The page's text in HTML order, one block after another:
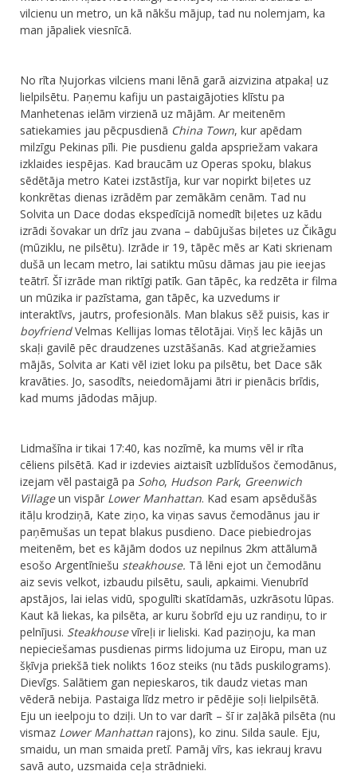
vilcienu un metro, un kā nākšu mājup, tad nu nolemjam, ka
man jāpaliek viesnīcā.
​No rīta Ņujorkas vilciens mani lēnā garā aizvizina atpakaļ uz
lielpilsētu. Paņemu kafiju un pastaigājoties klīstu pa
Manhetenas ielām virzienā uz mājām. Ar meitenēm
satiekamies jau pēcpusdienā China Town, kur apēdam
milzīgu Pekinas pīli. Pie pusdienu galda apspriežam vakara
izklaides iespējas. Kad braucām uz Operas spoku, blakus
sēdētāja metro Katei izstāstīja, kur var nopirkt biļetes uz
konkrētas dienas izrādēm par zemākām cenām. Tad nu
Solvita un Dace dodas ekspedīcijā nomedīt biļetes uz kādu
izrādi šovakar un drīz jau zvana – dabūjušas biļetes uz Čikāgu
(mūziklu, ne pilsētu). Izrāde ir 19, tāpēc mēs ar Kati skrienam
dušā un lecam metro, lai satiktu mūsu dāmas jau pie ieejas
teātrī. Šī izrāde man riktīgi patīk. Gan tāpēc, ka redzēta ir filma
un mūzika ir pazīstama, gan tāpēc, ka uzvedums ir
interaktīvs, jautrs, profesionāls. Man blakus sēž puisis, kas ir
boyfriendVelmas Kellijas lomas tēlotājai. Viņš lec kājās un
skaļi gavilē pēc draudzenes uzstāšanās. Kad atgriežamies
mājās, Solvita ar Kati vēl iziet loku pa pilsētu, bet Dace sāk
kravāties. Jo, sasodīts, neiedomājami ātri ir pienācis brīdis,
kad mums jādodas mājup.
​Lidmašīna ir tikai 17:40, kas nozīmē, ka mums vēl ir rīta
cēliens pilsētā. Kad ir izdevies aiztaisīt uzblīdušos čemodānus,
izejam vēl pastaigā pa Soho, Hudson Park, Greenwich
Villageun vispār Lower Manhattan. Kad esam apsēdušās
itāļu krodziņā, Kate ziņo, ka viņas savus čemodānus jau ir
paņēmušas un tepat blakus pusdieno. Dace piebiedrojas
meitenēm, bet es kājām dodos uz nepilnus 2km attālumā
esošo Argentīniešu steakhouse. Tā lēni ejot un čemodānu
aiz sevis velkot, izbaudu pilsētu, sauli, apkaimi. Vienubrīd
apstājos, lai ielas vidū, spogulīti skatīdamās, uzkrāsotu lūpas.
Kaut kā liekas, ka pilsēta, ar kuru šobrīd eju uz randiņu, to ir
pelnījusi. Steakhousevīreļi ir lieliski. Kad paziņoju, ka man
nepieciešamas pusdienas pirms lidojuma uz Eiropu, man uz
šķīvja priekšā tiek nolikts 16oz steiks (nu tāds puskilograms).
Dievīgs. Salātiem gan nepieskaros, tik daudz vietas man
vēderā nebija. Pastaiga līdz metro ir pēdējie soļi lielpilsētā.
Eju un ieelpoju to dziļi. Un to var darīt – šī ir zaļākā pilsēta (nu
vismaz Lower Manhattan rajons), ko zinu. Silda saule. Eju,
smaidu, un man smaida pretī. Pamāj vīrs, kas iekrauj kravu
savā auto, uzsmaida ceļa strādnieki.